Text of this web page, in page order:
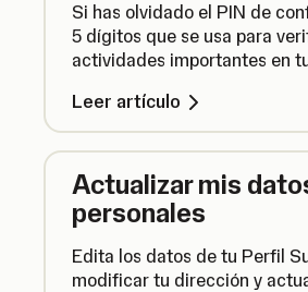
Si has olvidado el PIN de
5 dígitos que se usa para
actividades importantes en
explicamos cómo puedes
unos sencillos pasos.
Leer artículo
Actualizar mis
personales
Edita los datos de tu Perfil
modificar tu dirección y